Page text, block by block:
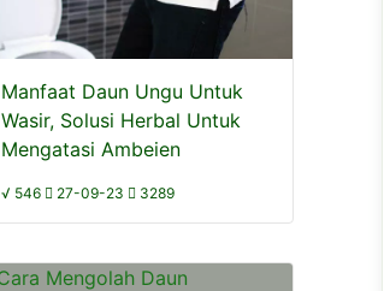
Manfaat Daun Ungu Untuk
Wasir, Solusi Herbal Untuk
Mengatasi Ambeien
√ 546 27-09-23 3289